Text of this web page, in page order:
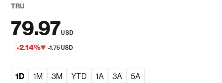
TRU
79.97USD
-2.14% -1.75 USD
1D 1M 3M YTD 1A 3A 5A